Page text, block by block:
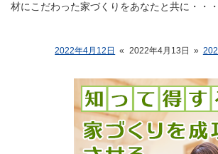
材にこだわった家づくりをあなたと共に・・・
2022年4月12日 « 2022年4月13日 »